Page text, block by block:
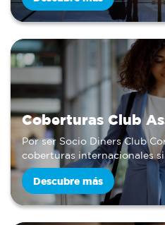
Coberturas Club
Por ser Socio Diners Club
coberturas internacionales
Descubre más